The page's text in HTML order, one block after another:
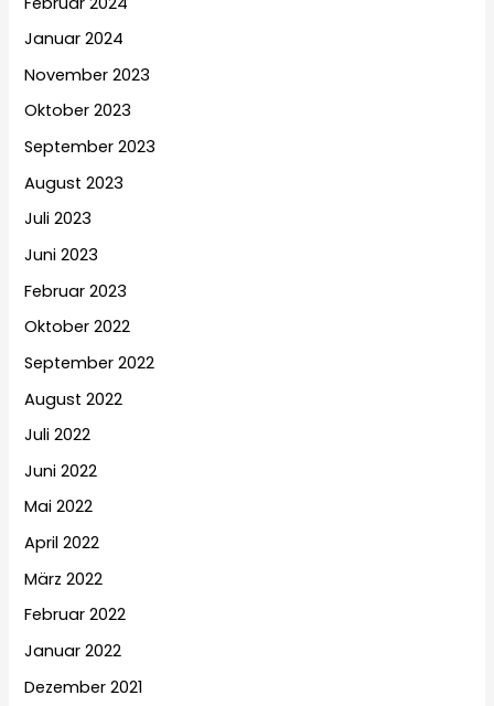
Januar 2024
November 2023
Oktober 2023
September 2023
August 2023
Juli 2023
Juni 2023
Februar 2023
Oktober 2022
September 2022
August 2022
Juli 2022
Juni 2022
Mai 2022
April 2022
März 2022
Februar 2022
Januar 2022
Dezember 2021